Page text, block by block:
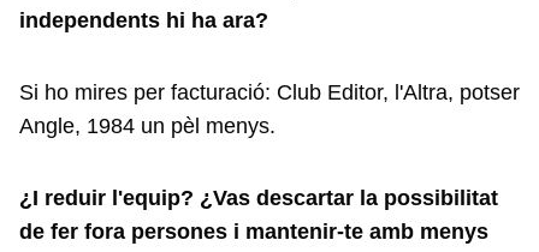
independents hi ha ara?
Si ho mires per facturació: Club Editor, l'Altra, potser
Angle, 1984 un pèl menys.
¿I reduir l'equip? ¿Vas descartar la possibilitat
de fer fora persones i mantenir-te amb menys